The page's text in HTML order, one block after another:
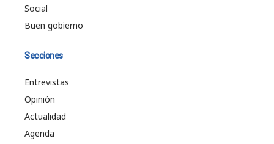
Social
Buen gobierno
Secciones
Entrevistas
Opinión
Actualidad
Agenda